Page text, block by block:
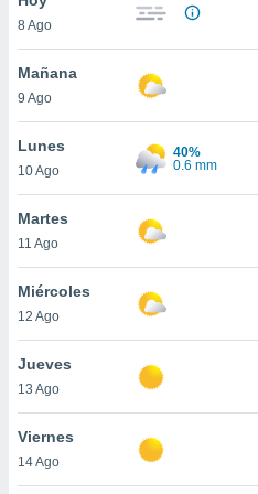
en
más
nuestra
de
cookies
aceptar
8 Ago
Mañana
9 Ago
Lunes
10 Ago
40%
0.6 mm
Martes
11 Ago
Miércoles
12 Ago
Jueves
13 Ago
Viernes
14 Ago